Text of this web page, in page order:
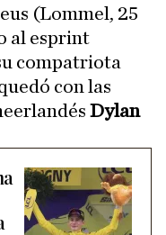
(Lommel, 25
al esprint
compatriota
con las
Dylan